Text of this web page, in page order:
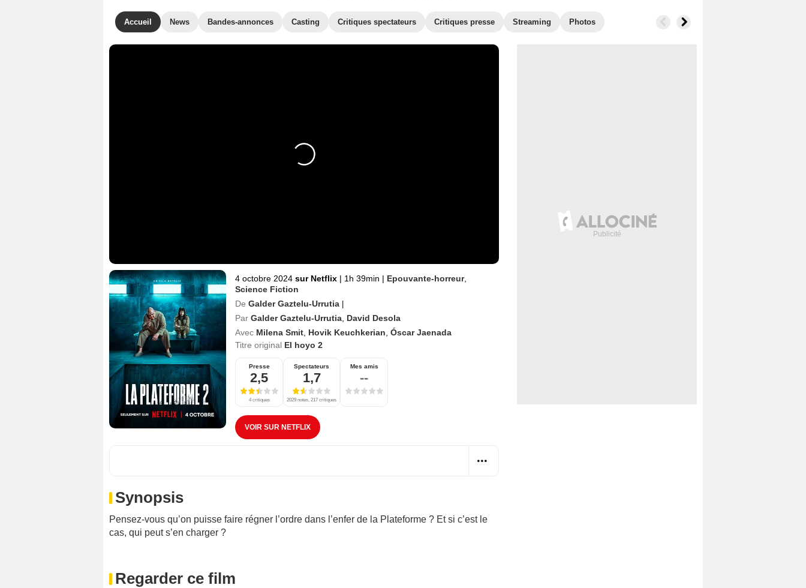
Accueil News Bandes-annonces Casting Critiques spectateurs Critiques presse Streaming Photos
4 octobre 2024 sur Netflix | 1h 39min | Epouvante-horreur,
Science Fiction
De Galder Gaztelu-Urrutia |
Par Galder Gaztelu-Urrutia David Desola
Avec Milena Smit Hovik Keuchkerian Óscar Jaenada
Titre original El hoyo 2
Presse
2,5
4 critiques
Spectateurs
1,7
2029 notes, 217 critiques
Mes amis
--
VOIR SUR NETFLIX
Synopsis
Pensez-vous qu’on puisse faire régner l’ordre dans l’enfer de la Plateforme ? Et si c’est le
cas, qui peut s’en charger ?
Regarder ce film